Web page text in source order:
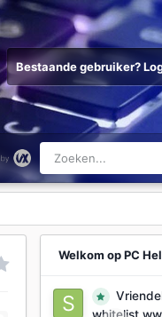
Bestaande gebruiker?
Welkom op PC